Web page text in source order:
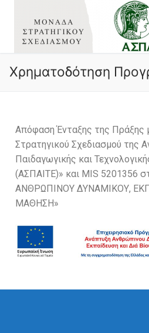
Χρηματοδότηση
Απόφαση Ένταξης της Πράξης
Στρατηγικού Σχεδιασμού της
Παιδαγωγικής και
(ΑΣΠΑΙΤΕ)» και MIS 5201356
ΑΝΘΡΩΠΙΝΟΥ ΔΥΝΑΜΙΚΟΥ,
ΜΑΘΗΣΗ»